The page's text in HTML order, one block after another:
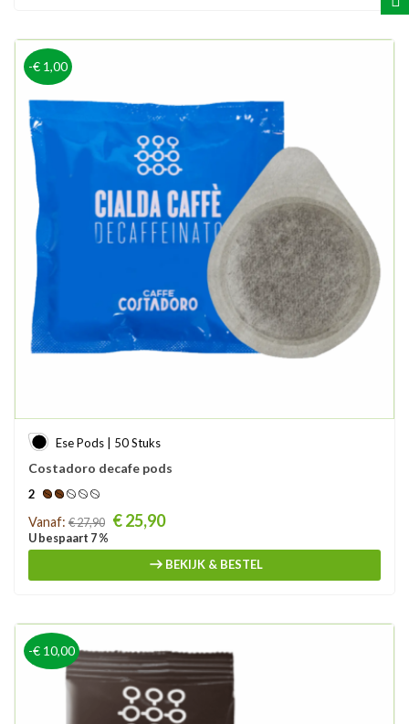
-€ 1,00
Ese Pods | 50 Stuks
Costadoro decafe pods
2
Prijs
Vanaf: € 27,90 € 25,90
U bespaart 7 %
BEKIJK & BESTEL
-€ 10,00